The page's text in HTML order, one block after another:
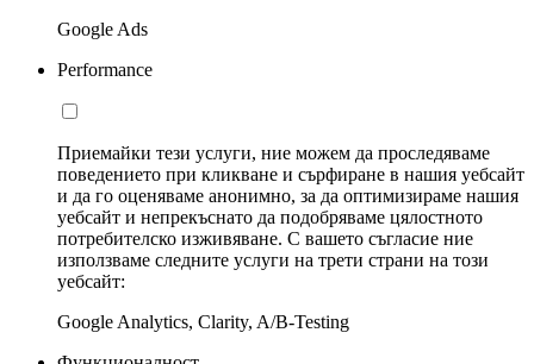
Google Ads
Performance
Приемайки тези услуги, ние можем да проследяваме
поведението при кликване и сърфиране в нашия уебсайт
и да го оценяваме анонимно, за да оптимизираме нашия
уебсайт и непрекъснато да подобряваме цялостното
потребителско изживяване. С вашето съгласие ние
използваме следните услуги на трети страни на този
уебсайт:
Google Analytics, Clarity, A/B-Testing